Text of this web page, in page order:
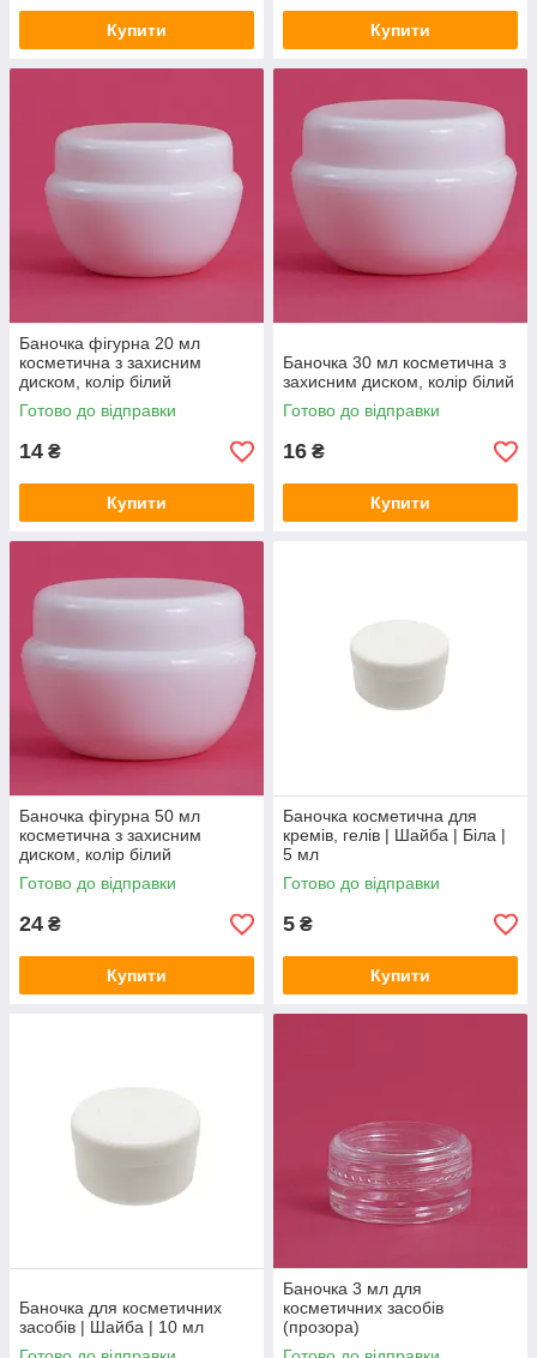
Купити Купити
Баночка фігурна 20 мл
косметична з захисним
диском, колір білий
Готово до відправки
14 ₴
Купити
Баночка 30 мл косметична з
захисним диском, колір білий
Готово до відправки
16 ₴
Купити
Баночка фігурна 50 мл
косметична з захисним
диском, колір білий
Готово до відправки
24 ₴
Купити
Баночка косметична для
кремів, гелів | Шайба | Біла |
5 мл
Готово до відправки
5 ₴
Купити
Баночка для косметичних
засобів | Шайба | 10 мл
Баночка 3 мл для
косметичних засобів
(прозора)